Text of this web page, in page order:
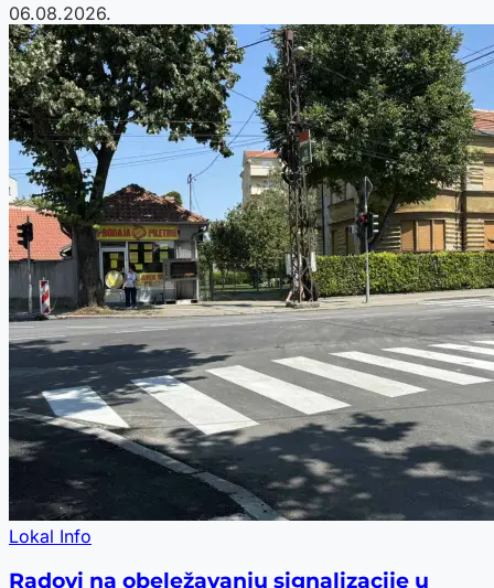
06.08.2026.
Lokal Info
Radovi na obeležavanju signalizacije u